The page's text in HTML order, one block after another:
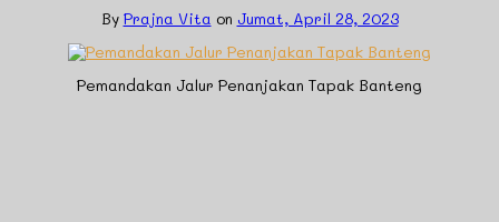
By Prajna Vita on Jumat, April 28, 2023
Pemandakan Jalur Penanjakan Tapak Banteng